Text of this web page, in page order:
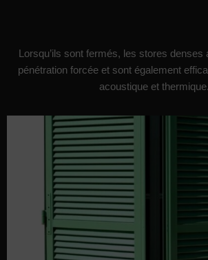
Lorsqu’ils sont fermés, les stores denses
pénétration forcée et sont également
acoustique et thermique.